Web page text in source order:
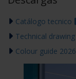
Catálogo tecnico
Technical drawing
Colour guide 2026